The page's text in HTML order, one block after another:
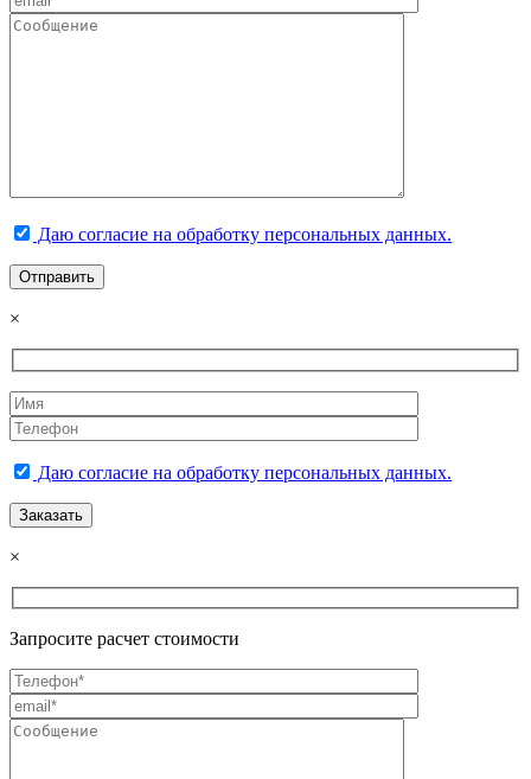
Даю согласие на обработку персональных данных.
×
Даю согласие на обработку персональных данных.
×
Запросите расчет стоимости